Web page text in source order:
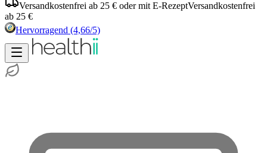
Versandkostenfrei ab 25 € oder mit E-RezeptVersandkostenfrei
ab 25 €
Hervorragend (4,66/5)